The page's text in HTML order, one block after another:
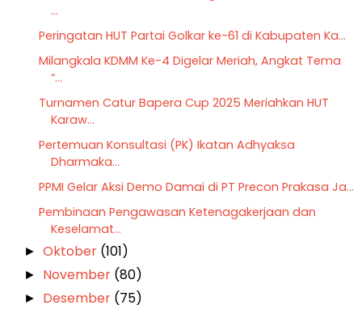
...
Peringatan HUT Partai Golkar ke-61 di Kabupaten Ka...
Milangkala KDMM Ke-4 Digelar Meriah, Angkat Tema
“...
Turnamen Catur Bapera Cup 2025 Meriahkan HUT
Karaw...
Pertemuan Konsultasi (PK) Ikatan Adhyaksa
Dharmaka...
PPMI Gelar Aksi Demo Damai di PT Precon Prakasa Ja...
Pembinaan Pengawasan Ketenagakerjaan dan
Keselamat...
►Oktober (101)
► November (80)
► Desember (75)